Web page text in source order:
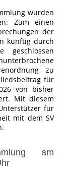
wurden
Zum einen
der
künftig durch
geschlossen
zu
für
von bisher
Mit diesem
für
mit dem SV
am